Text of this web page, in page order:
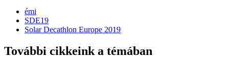
émi
SDE19
Solar Decathlon Europe 2019
További cikkeink a témában